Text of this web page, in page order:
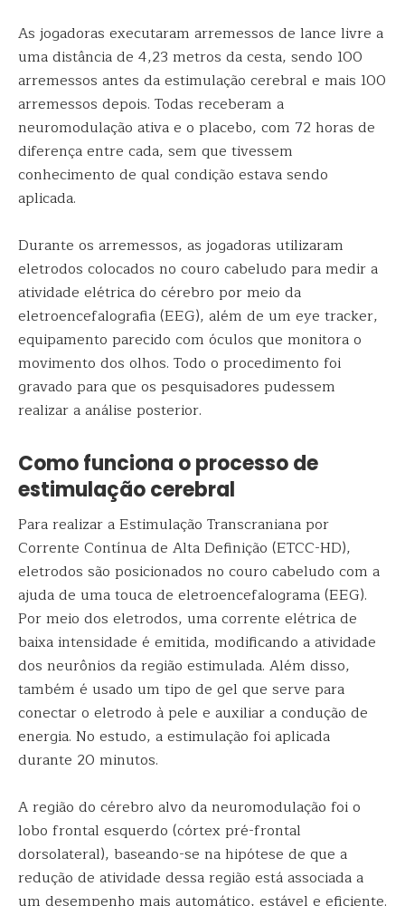
As jogadoras executaram arremessos de lance livre a
uma distância de 4,23 metros da cesta, sendo 100
arremessos antes da estimulação cerebral e mais 100
arremessos depois. Todas receberam a
neuromodulação ativa e o placebo, com 72 horas de
diferença entre cada, sem que tivessem
conhecimento de qual condição estava sendo
aplicada.
Durante os arremessos, as jogadoras utilizaram
eletrodos colocados no couro cabeludo para medir a
atividade elétrica do cérebro por meio da
eletroencefalografia (EEG), além de um eye tracker,
equipamento parecido com óculos que monitora o
movimento dos olhos. Todo o procedimento foi
gravado para que os pesquisadores pudessem
realizar a análise posterior.
Como funciona o processo de
estimulação cerebral
Para realizar a Estimulação Transcraniana por
Corrente Contínua de Alta Definição (ETCC-HD),
eletrodos são posicionados no couro cabeludo com a
ajuda de uma touca de eletroencefalograma (EEG).
Por meio dos eletrodos, uma corrente elétrica de
baixa intensidade é emitida, modificando a atividade
dos neurônios da região estimulada. Além disso,
também é usado um tipo de gel que serve para
conectar o eletrodo à pele e auxiliar a condução de
energia. No estudo, a estimulação foi aplicada
durante 20 minutos.
A região do cérebro alvo da neuromodulação foi o
lobo frontal esquerdo (córtex pré-frontal
dorsolateral), baseando-se na hipótese de que a
redução de atividade dessa região está associada a